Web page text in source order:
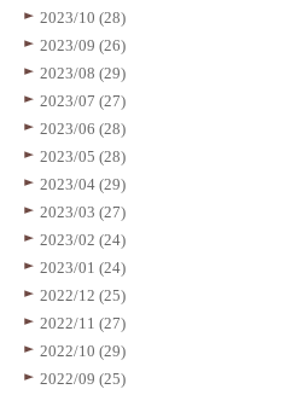
2023/10 (28)
2023/09 (26)
2023/08 (29)
2023/07 (27)
2023/06 (28)
2023/05 (28)
2023/04 (29)
2023/03 (27)
2023/02 (24)
2023/01 (24)
2022/12 (25)
2022/11 (27)
2022/10 (29)
2022/09 (25)